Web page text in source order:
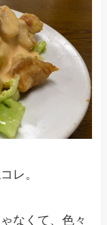
レ。
なくて、色々